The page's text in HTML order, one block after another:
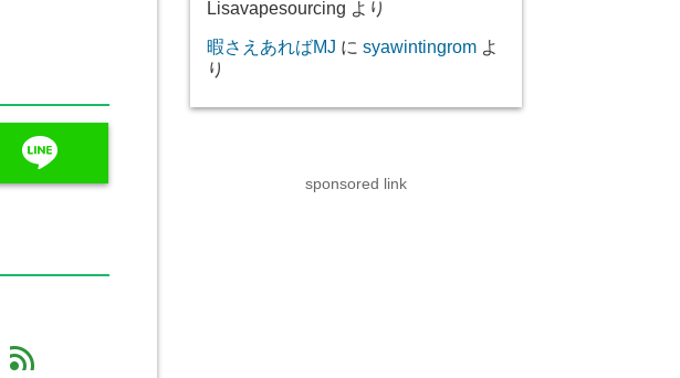
line
feed
Lisavapesourcing より
暇さえあればMJ に syawintingrom よ
り
sponsored link